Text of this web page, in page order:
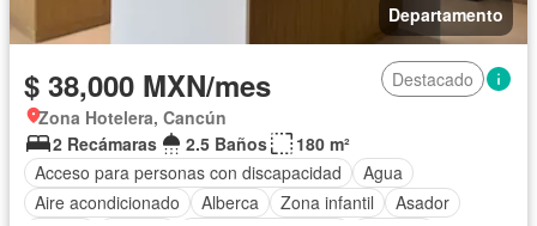
Departamento
$ 38,000 MXN/mes
Destacado
Zona Hotelera, Cancún
2 Recámaras
2.5 Baños
180 m²
Acceso para personas con discapacidad
Agua
Aire acondicionado
Alberca Zona infantil
Asador